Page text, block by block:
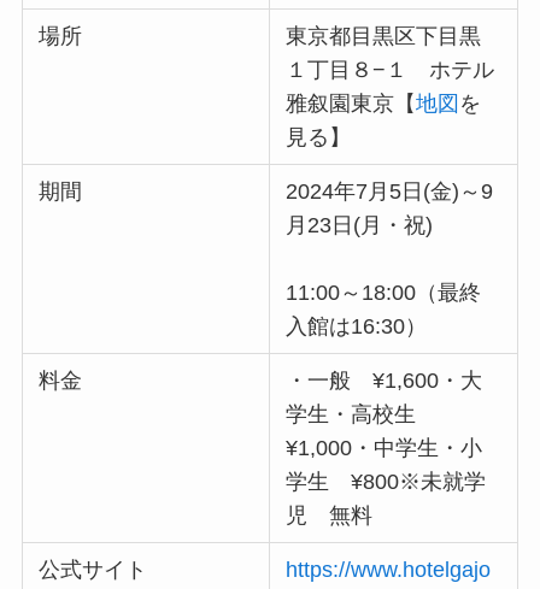
場所
東京都目黒区下目黒
１丁目８−１ ホテル
雅叙園東京【地図 を
見る】
期間
2024年7月5日(金)～9
月23日(月・祝)
11:00～18:00（最終
入館は16:30）
料金
・一般 ¥1,600・大
学生・高校生
¥1,000・中学生・小
学生 ¥800※未就学
児 無料
公式サイト
https://www.hotelgajo